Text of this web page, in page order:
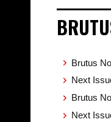
Brutus
Next
Brutus
Next